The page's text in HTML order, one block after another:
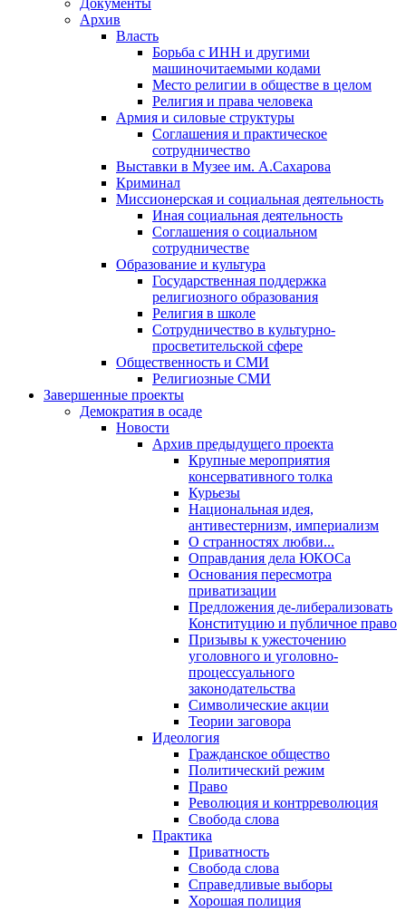
Документы
Архив
Власть
Борьба с ИНН и другими
машиночитаемыми кодами
Место религии в обществе в целом
Религия и права человека
Армия и силовые структуры
Соглашения и практическое
сотрудничество
Выставки в Музее им. А.Сахарова
Криминал
Миссионерская и социальная деятельность
Иная социальная деятельность
Соглашения о социальном
сотрудничестве
Образование и культура
Государственная поддержка
религиозного образования
Религия в школе
Сотрудничество в культурно-
просветительской сфере
Общественность и СМИ
Религиозные СМИ
Завершенные проекты
Демократия в осаде
Новости
Архив предыдущего проекта
Крупные мероприятия
консервативного толка
Курьезы
Национальная идея,
антивестернизм, империализм
О странностях любви...
Оправдания дела ЮКОСа
Основания пересмотра
приватизации
Предложения де-либерализовать
Конституцию и публичное право
Призывы к ужесточению
уголовного и уголовно-
процессуального
законодательства
Символические акции
Теории заговора
Идеология
Гражданское общество
Политический режим
Право
Революция и контрреволюция
Свобода слова
Практика
Приватность
Свобода слова
Справедливые выборы
Хорошая полиция